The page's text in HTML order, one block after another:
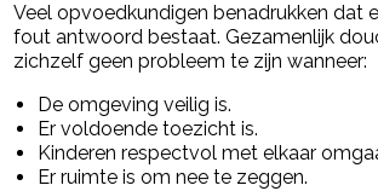
Veel opvoedkundigen benadrukken dat
fout antwoord bestaat. Gezamenlijk
zichzelf geen probleem te zijn wanneer:
De omgeving veilig is.
Er voldoende toezicht is.
Kinderen respectvol met elkaar
Er ruimte is om nee te zeggen.